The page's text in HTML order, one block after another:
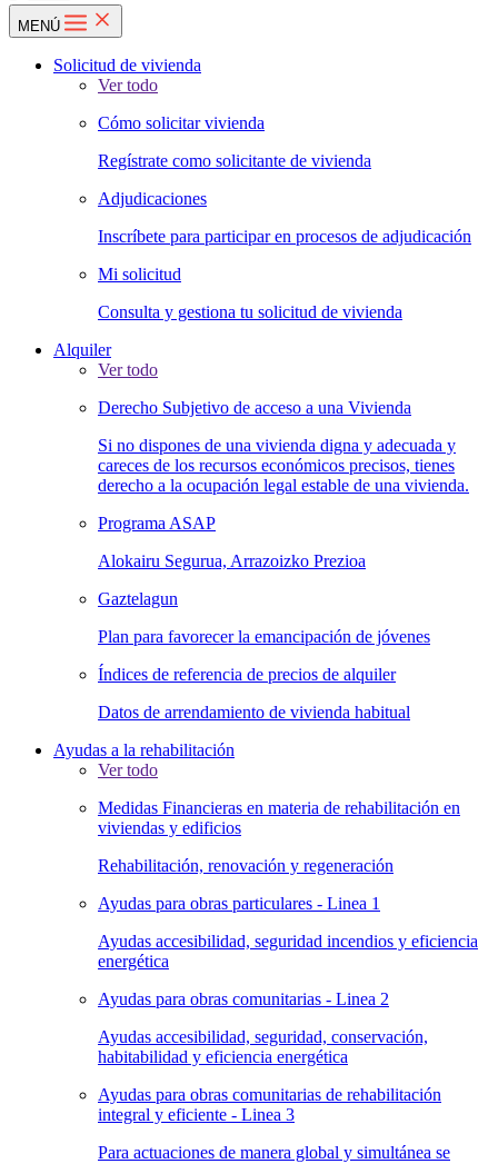
MENÚ
Solicitud de vivienda
Ver todo
Cómo solicitar vivienda
Regístrate como solicitante de vivienda
Adjudicaciones
Inscríbete para participar en procesos de adjudicación
Mi solicitud
Consulta y gestiona tu solicitud de vivienda
Alquiler
Ver todo
Derecho Subjetivo de acceso a una Vivienda
Si no dispones de una vivienda digna y adecuada y
careces de los recursos económicos precisos, tienes
derecho a la ocupación legal estable de una vivienda.
Programa ASAP
Alokairu Segurua, Arrazoizko Prezioa
Gaztelagun
Plan para favorecer la emancipación de jóvenes
Índices de referencia de precios de alquiler
Datos de arrendamiento de vivienda habitual
Ayudas a la rehabilitación
Ver todo
Medidas Financieras en materia de rehabilitación en
viviendas y edificios
Rehabilitación, renovación y regeneración
Ayudas para obras particulares - Linea 1
Ayudas accesibilidad, seguridad incendios y eficiencia
energética
Ayudas para obras comunitarias - Linea 2
Ayudas accesibilidad, seguridad, conservación,
habitabilidad y eficiencia energética
Ayudas para obras comunitarias de rehabilitación
integral y eficiente - Linea 3
Para actuaciones de manera global y simultánea se